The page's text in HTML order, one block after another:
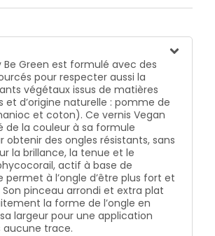
Be Green est formulé avec des
pour respecter aussi la
végétaux issus de matières
et d’origine naturelle : pomme de
et coton). Ce vernis Vegan
de la couleur à sa formule
obtenir des ongles résistants, sans
la brillance, la tenue et le
actif à base de
permet à l’ongle d’être plus fort et
pinceau arrondi et extra plat
la forme de l’ongle en
largeur pour une application
aucune trace.